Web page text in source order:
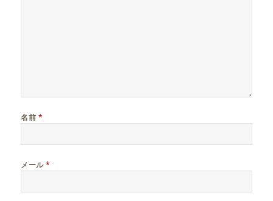
名前 *
メール*